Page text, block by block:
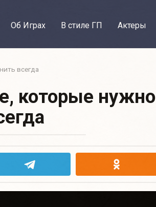
Об Играх В стиле ГП Актеры
всегда
которые нужно